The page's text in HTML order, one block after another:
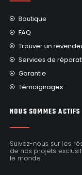
Boutique
FAQ
Trouver un
Services de
Garantie
Témoignages
NOUS SOMMES
Suivez-nous sur les
de nos projets
le monde.